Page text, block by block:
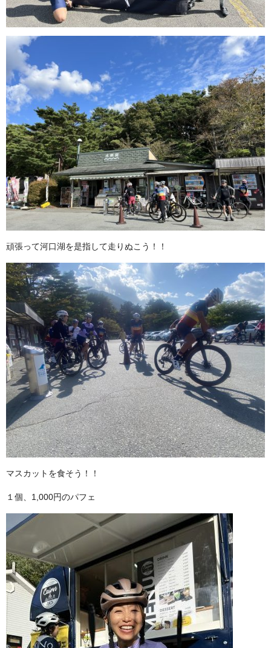
頑張って河口湖を是指して走りぬこう！！
マスカットを食そう！！
１個、1,000円のパフェ